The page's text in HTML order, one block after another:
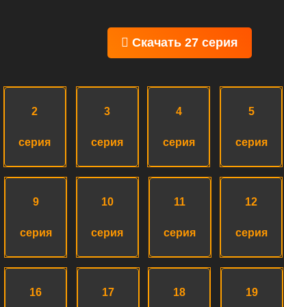
Скачать 27 серия
2
серия
3
серия
4
серия
5
серия
9
серия
10
серия
11
серия
12
серия
16 17 18 19